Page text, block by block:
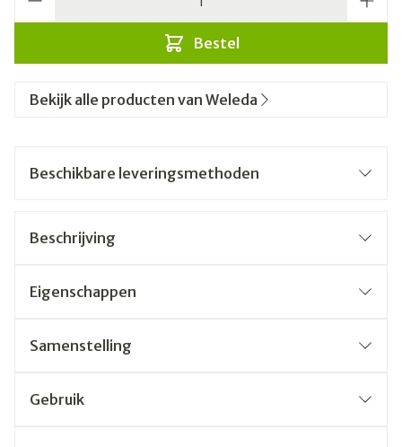
Bestel
Bekijk alle producten van Weleda
Beschikbare leveringsmethoden
Beschrijving
Eigenschappen
Samenstelling
Gebruik